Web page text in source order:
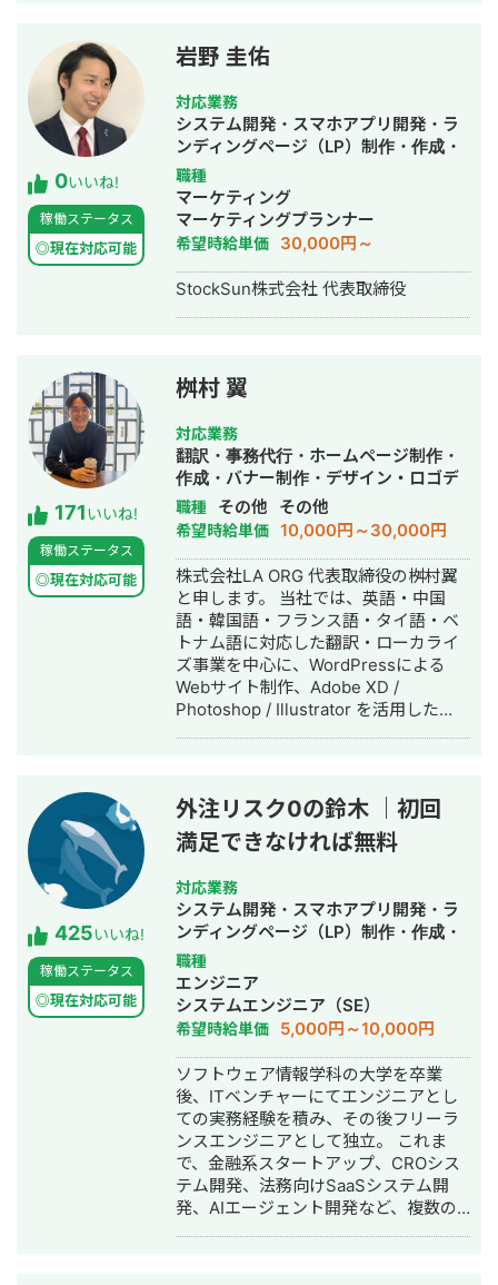
ンス名鑑、マッチングアプリのフェリ
恋、年収チャンネルの転職者と企業の
マッチングサービスである年収スカウ
トなど数十のサービスを1人でサクっと
開発。近年はChatGPTを用いたチャッ
トボットやパワポスライド自動生成シ
ステム等、AIを活用したシステムも多
数開発している。 チームを組んで複数
人で開発すると品質が落ちやすいた
め、要件定義からプログラミング含め
自身1人で全て完結することにより、１
つ１つのシステムの品質にこだわって
開発する方針をとっている。開発速度
領域はAI開発・Web開発・スマホアプ
リ・社内システムなどITシステム全般
0いいね!
稼働ステータス
◎現在対応可能
岩野 圭佑
対応業務
システム開発・スマホアプリ開発・ラ
ンディングページ（LP）制作・作成・
Youtubeチャンネル運営代行・立ち上
げ・ECサイト構築・ネットショップ作
成代行・SEO対策・新規事業立上・
SNS運用代行・ホームページ制作・作
成・リスティング広告運用代行・動画
制作・動画編集
職種
マーケティング
マーケティングプランナー
希望時給単価 30,000円～
StockSun株式会社 代表取締役
171いいね!
稼働ステータス
◎現在対応可能
桝村 翼
対応業務
翻訳・事務代行・ホームページ制作・
作成・バナー制作・デザイン・ロゴデ
ザイン・作成・イラスト制作
職種 その他 その他
希望時給単価 10,000円～30,000円
株式会社LA ORG 代表取締役の桝村翼
と申します。 当社では、英語・中国
語・韓国語・フランス語・タイ語・ベ
トナム語に対応した翻訳・ローカライ
ズ事業を中心に、WordPressによる
Webサイト制作、Adobe XD /
Photoshop / Illustrator を活用した
しています。 現在は、世界シェア第4
位のグローバル製薬メーカー日本法人
様をはじめ、プライム市場上場企業グ
ベンチャー企業様など、業界を問わず
多くのクライアントと取引実績があり
ます。 クラウドソーシング（Lancers
／CrowdWorks／ココナラ）でも継続
的にご依頼をいただいており、SSサロ
ンを通じては翻訳・リサーチ・海外対
応等、専門性の高い案件も多くご相談
いただいています。 📌 経歴 2015年 神
戸市外国語大学 英米学科 卒業 2015年
三井倉庫HD 入社：アメリカ・マレー
シアにて物流・フォワーディング業務
に従事 2020年 三菱重工業 入社：国産
ジェット機「MRJ／スペースジェッ
ト」、およびボーイング向けの調達業
務を担当 2022年 Schneider Electric
入社：エネルギー分野（UPS）にて海
外サプライチェーンを担当 2022年 株
425いいね!
稼働ステータス
◎現在対応可能
外注リスク0の鈴木 ｜初回
満足できなければ無料
対応業務
システム開発・スマホアプリ開発・ラ
ンディングページ（LP）制作・作成・
ECサイト構築・ネットショップ作成代
行・SEO対策・新規事業立上・SNS運
用代行・記事作成代行・ライティン
グ・翻訳・ホームページ制作・作成・
バナー制作・デザイン・ロゴデザイ
ン・作成・イラスト制作・動画制作・
動画編集・AI活用
職種
エンジニア
システムエンジニア（SE）
希望時給単価 5,000円～10,000円
ソフトウェア情報学科の大学を卒業
後、ITベンチャーにてエンジニアとし
ての実務経験を積み、その後フリーラ
ンスエンジニアとして独立。 これま
で、金融系スタートアップ、CROシス
テム開発、法務向けSaaSシステム開
発、AIエージェント開発など、複数の